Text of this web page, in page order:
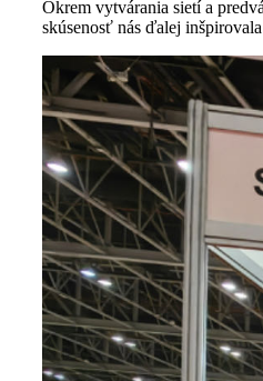
Okrem vytvárania sietí a
skúsenosť nás ďalej